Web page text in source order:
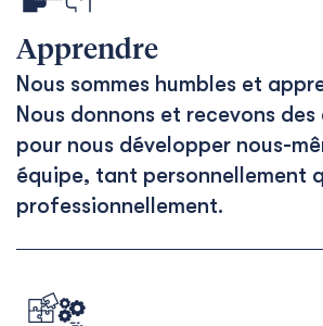
Apprendre
Nous sommes humbles et
Nous donnons et recevons
pour nous développer nous-
équipe, tant personnellement
professionnellement.